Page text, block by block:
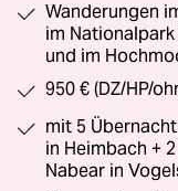
Wanderungen
im
und im
950 € (DZ/HP/
mit 5
in Heimbach +
Nabear in